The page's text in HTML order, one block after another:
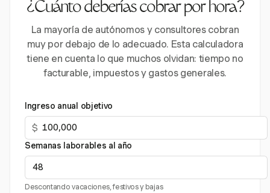
¿Cuánto deberías cobrar por hora?
La mayoría de autónomos y consultores cobran
muy por debajo de lo adecuado. Esta calculadora
tiene en cuenta lo que muchos olvidan: tiempo no
facturable, impuestos y gastos generales.
Ingreso anual objetivo
$
Semanas laborables al año
Descontando vacaciones, festivos y bajas